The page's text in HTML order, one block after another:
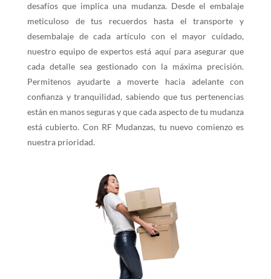
desafíos que implica una mudanza. Desde el embalaje
meticuloso de tus recuerdos hasta el transporte y
desembalaje de cada artículo con el mayor cuidado,
nuestro equipo de expertos está aquí para asegurar que
cada detalle sea gestionado con la máxima precisión.
Permitenos ayudarte a moverte hacia adelante con
confianza y tranquilidad, sabiendo que tus pertenencias
están en manos seguras y que cada aspecto de tu mudanza
está cubierto. Con RF Mudanzas, tu nuevo comienzo es
nuestra prioridad.